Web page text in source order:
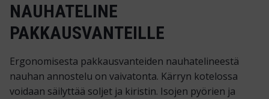
NAUHATELINE
PAKKAUSVANTEILLE
Ergonomisesta pakkausvanteiden nauhatelineestä
nauhan annostelu on vaivatonta. Kärryn kotelossa
voidaan säilyttää soljet ja kiristin. Isojen pyörien ja